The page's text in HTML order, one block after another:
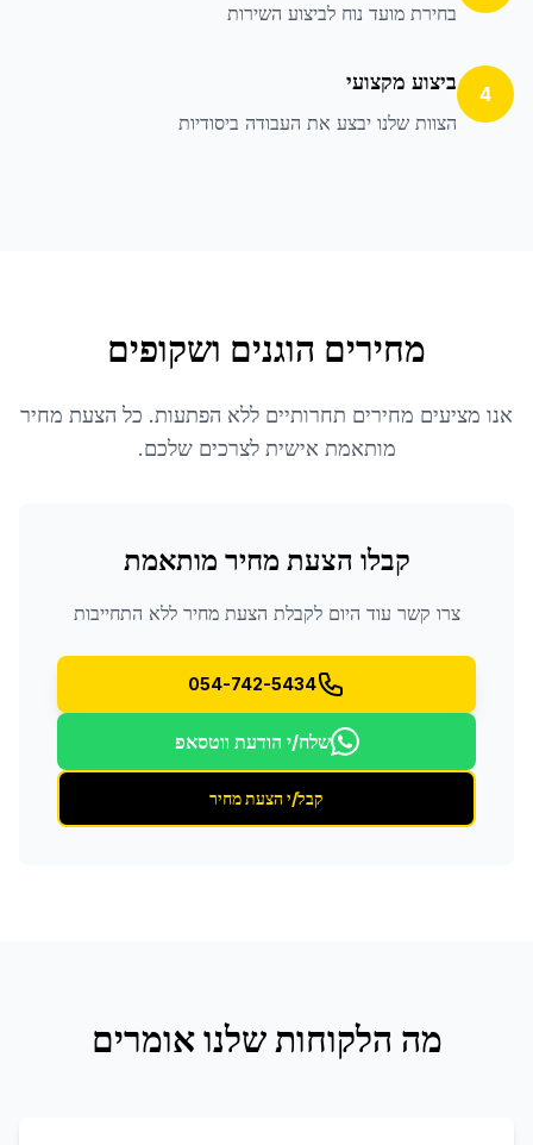
בחירת מועד נוח לביצוע השירות
4 ביצוע מקצועי
הצוות שלנו יבצע את העבודה ביסודיות
מחירים הוגנים ושקופים
אנו מציעים מחירים תחרותיים ללא הפתעות. כל הצעת מחיר
מותאמת אישית לצרכים שלכם.
קבלו הצעת מחיר מותאמת
צרו קשר עוד היום לקבלת הצעת מחיר ללא התחייבות
054-742-5434
שלח/י הודעת ווטסאפ
קבל/י הצעת מחיר
מה הלקוחות שלנו אומרים